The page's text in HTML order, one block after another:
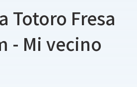
Totoro Fresa
- Mi vecino